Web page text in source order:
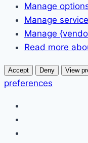
Manage
Manage
Manage
Read more
Accept Deny View
preferences